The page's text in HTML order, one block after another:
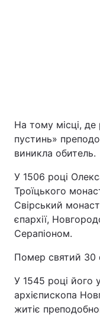
На тому місці, де
пустинь»
виникла обитель.
У 1506 році
Троїцького
Свірський
єпархії,
Серапіоном.
Помер святий 30
У 1545 році його
архієпископа
житіє